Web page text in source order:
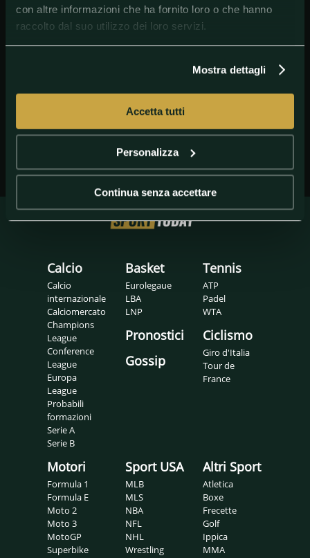
con altre informazioni che ha fornito loro o che hanno
raccolto dal suo utilizzo dei loro servizi.
Mostra dettagli
Accetta tutti
Personalizza
Continua senza accettare
Calcio
Calcio
internazionale
Calciomercato
Champions
League
Conference
League
Europa
League
Probabili
formazioni
Serie A
Serie B
Basket
Eurolegaue
LBA
LNP
Pronostici
Gossip
Tennis
ATP
Padel
WTA
Ciclismo
Giro d'Italia
Tour de
France
Motori
Formula 1
Formula E
Moto 2
Moto 3
MotoGP
Superbike
Sport USA
MLB
MLS
NBA
NFL
NHL
Wrestling
Altri Sport
Atletica
Boxe
Frecette
Golf
Ippica
MMA